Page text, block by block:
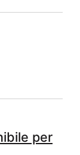
per